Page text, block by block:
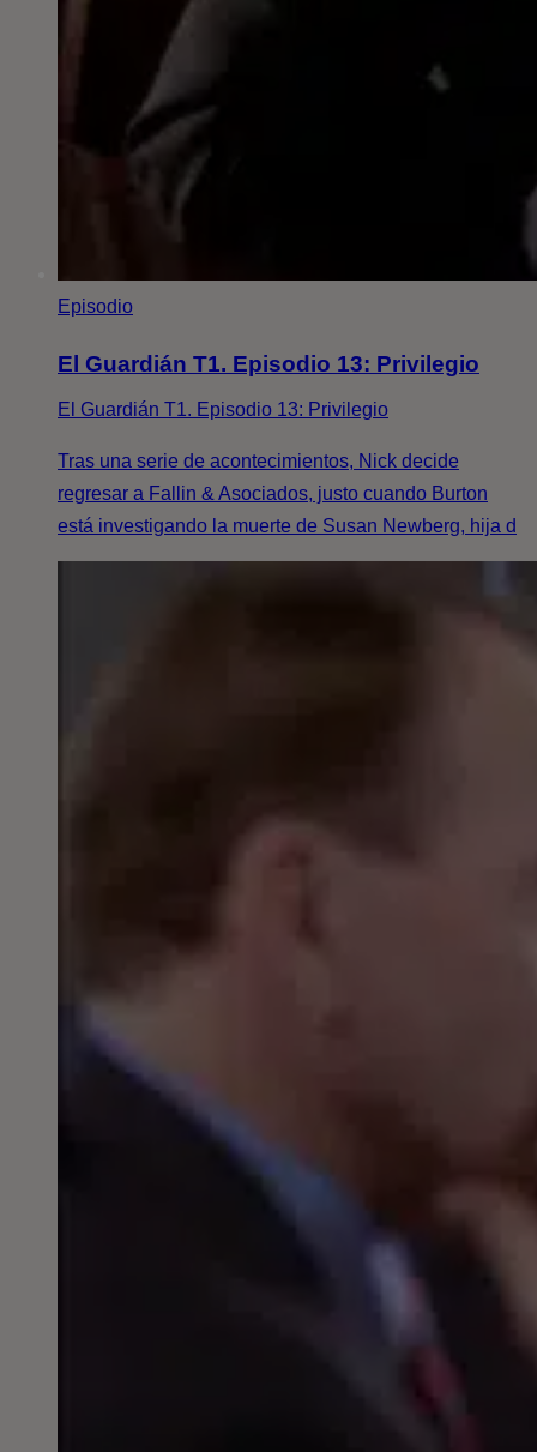
Episodio
El Guardián T1. Episodio 13: Privilegio
El Guardián T1. Episodio 13: Privilegio
Tras una serie de acontecimientos, Nick decide
regresar a Fallin & Asociados, justo cuando Burton
está investigando la muerte de Susan Newberg, hija d